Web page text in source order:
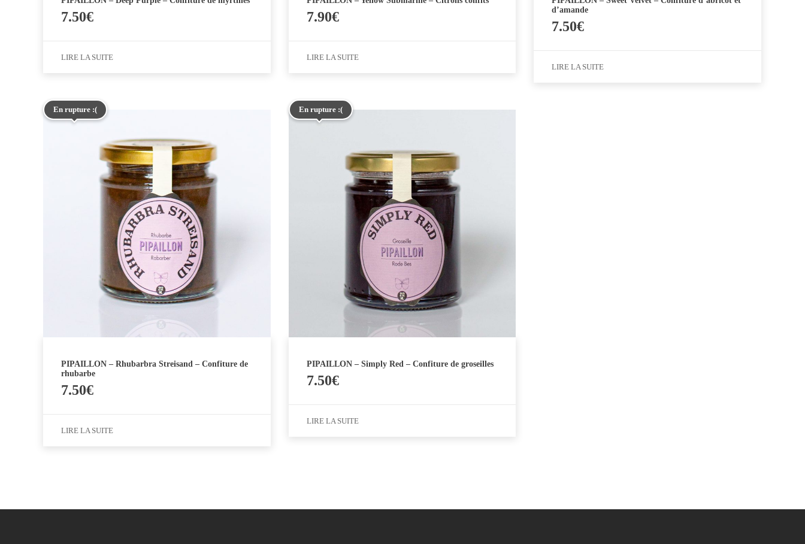
7.50€
LIRE LA SUITE
7.90€
LIRE LA SUITE
d’amande
7.50€
LIRE LA SUITE
En rupture :(
PIPAILLON – Rhubarbra Streisand – Confiture de
rhubarbe
7.50€
LIRE LA SUITE
En rupture :(
PIPAILLON – Simply Red – Confiture de groseilles
7.50€
LIRE LA SUITE